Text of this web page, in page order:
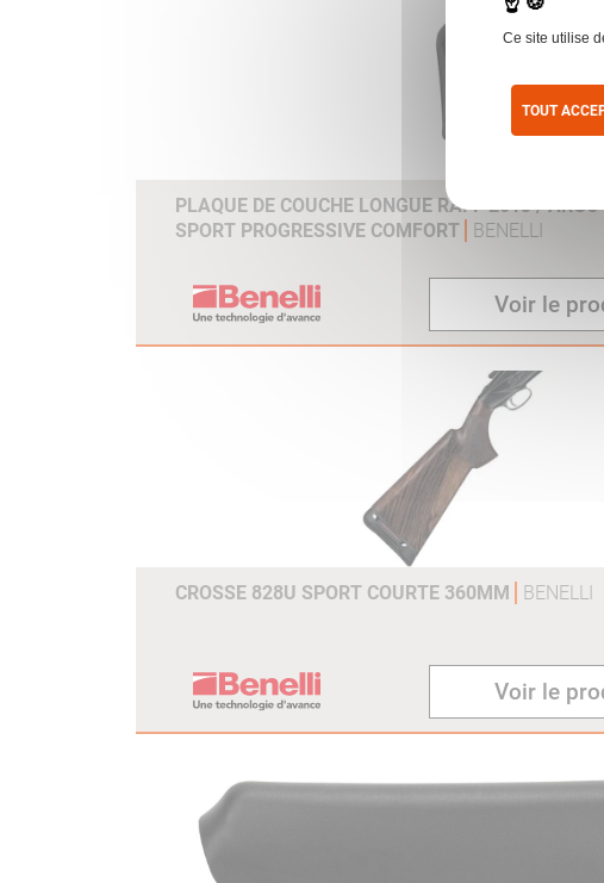
PLAQUE DE COUCHE LONGUE RAFF 2013 /
SPORT PROGRESSIVE COMFORT
BENELLI
Voir le
CROSSE 828U SPORT COURTE 360MM BENELLI
Voir le
Ce site utilise
TOUT